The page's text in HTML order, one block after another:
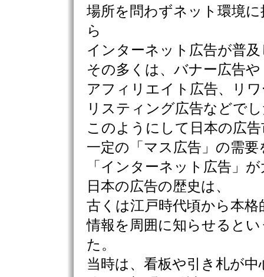
場所を問わずネット環境
ら
インターネット広告が普
その多くは、バナー広告や
アフィリエイト広告、リ
リスティング広告などで
このようにして日本の広
一定の「マス広告」の需
「インターネット広告」
日本の広告の歴史は、
古くは江戸時代頃から本格
情報を周囲に知らせると
た。
当時は、看板や引き札が